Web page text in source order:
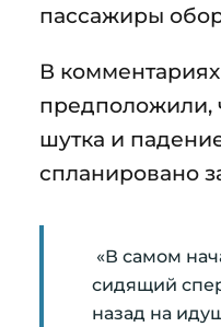
пассажиры
В
предположили,
шутка и
спланировано
«В самом
сидящий
назад на